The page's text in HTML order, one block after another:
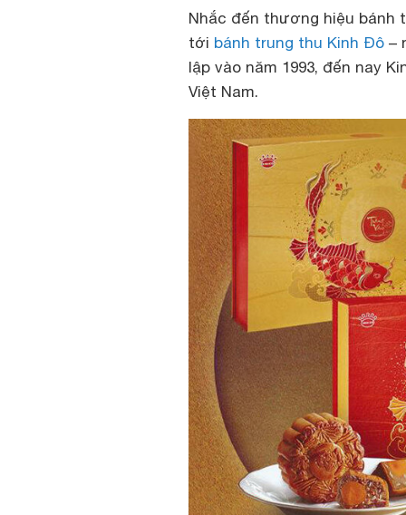
Nhắc đến thương hiệu bánh
tới bánh trung thu Kinh Đô –
lập vào năm 1993, đến nay
Việt Nam.